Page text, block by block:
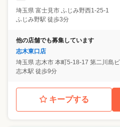
埼玉県 富士見市 ふじみ野西1-25-1
ふじみ野駅 徒歩3分
他の店舗でも募集しています
志木東口店
埼玉県 志木市 本町5-18-17 第二川島
志木駅 徒歩9分
キープする